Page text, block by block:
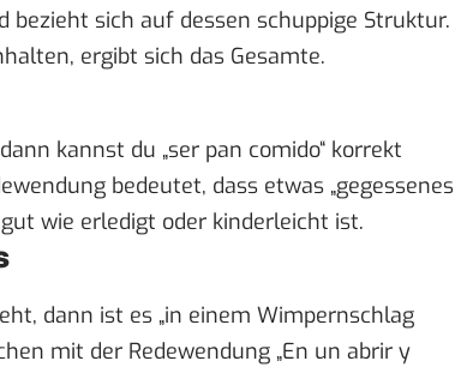
bezieht sich auf dessen schuppige Struktur.
ergibt sich das Gesamte.
kannst du „ser pan comido“ korrekt
bedeutet, dass etwas „gegessenes
wie erledigt oder kinderleicht ist.
dann ist es „in einem Wimpernschlag
mit der Redewendung „En un abrir y